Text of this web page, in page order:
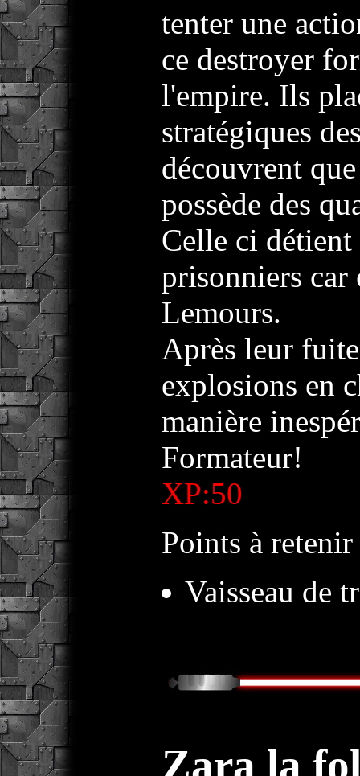
tenter une
ce destroyer
l'empire. Ils
stratégiques
découvrent
possède des
Celle ci
prisonniers car
Lemours.
Après leur
explosions en
manière
Formateur!
XP:50
Points à
Vaisseau de
Zara la